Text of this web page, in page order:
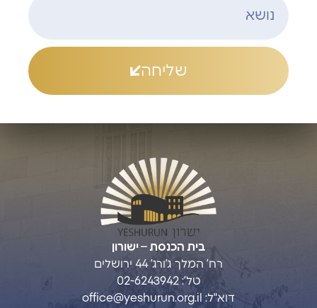
שליחה
בית הכנסת – ישורון
רח’ המלך ג’ורג’ 44 ירושלים
טל’: 02-6243942
דוא"ל: office@yeshurun.org.il